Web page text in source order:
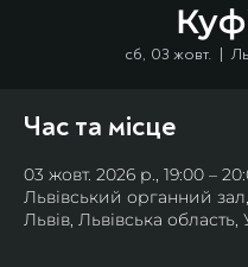
сб, 03 жовт.
  |
Час та місце
03 жовт. 2026 р., 19:00 –
Львівський органний
Львів, Львівська область,